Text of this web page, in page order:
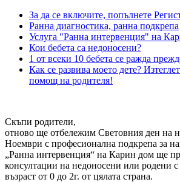
За да се включите, попълнете
Ранна диагностика, ранна подкрепа
Услуга "Ранна интервенция" на
Кои бебета са недоносени?
1 от всеки 10 бебета се ражда
Как се развива моето дете?
помощ на родителя!
Скъпи родители,
отново ще отбележим Световния ден на
Ноември с професионална подкрепа за
„Ранна интервенция“ на Карин дом ще
консултации на недоносени или родени с
възраст от 0 до 2г. от цялата страна.